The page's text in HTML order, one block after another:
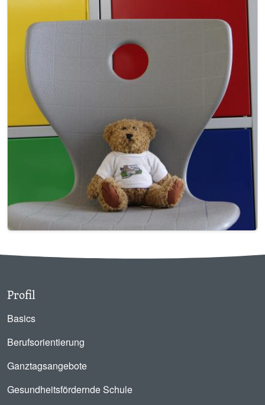
Profil
Basics
Berufsorientierung
Ganztagsangebote
Gesundheitsfördernde Schule